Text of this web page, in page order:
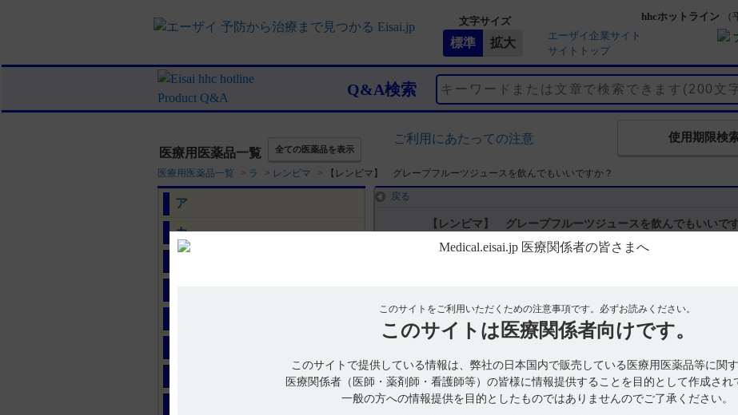
文字サイズ
エーザイ企業サイト
サイトトップ
hhcホットライン
Q&A検索
医療用医薬品一覧 全ての医薬品を表示
ご利用にあたっての注意 使用期限検
医療用医薬品一覧 > ラ > レンビマ > 【レンビマ】 グレープフルーツジュースを飲んでもいいですか？
ア
カ
このサイトをご利用いただくための注意事項です。 必ずお読みください。
このサイトは 医療関係者向けです。
このサイトで提供している情報は、弊社の日本国内で販売している医療用医薬品等に関
医療関係者（医師・薬剤師・看護師等）の皆様に情報提供することを目的として作成され
一般の方への情報提供を目的としたものではありませんのでご了承ください。
戻る
【レンビマ】 グレープフルーツジュースを飲んでもいいで
電子添文には、グレープフルーツジュースを制限する記載はありません。
なお、グレープフルーツジュースに含まれる（フラノクマリン）は、
れています。（引用1）
【引用】
1）斎田哲也ら 医療薬学 32巻7号 p693-699(2006)[ZZZ-1134]